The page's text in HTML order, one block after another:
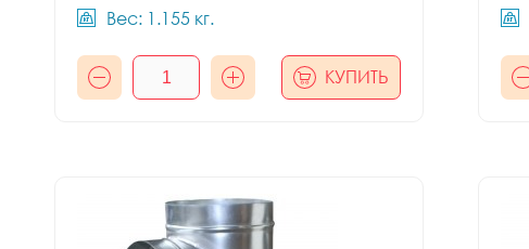
Вес: 1.155 кг.
КУПИТЬ